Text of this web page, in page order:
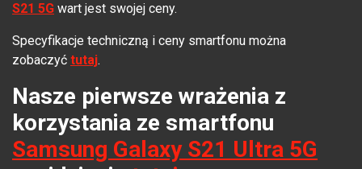
S21 5G wart jest swojej ceny.
Specyfikacje techniczną i ceny smartfonu można
zobaczyć tutaj.
Nasze pierwsze wrażenia z
korzystania ze smartfonu
Samsung Galaxy S21 Ultra 5G